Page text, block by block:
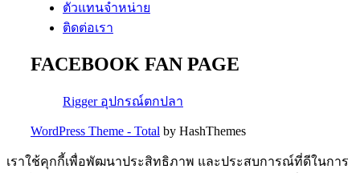
ตัวแทนจำหน่าย
ติดต่อเรา
FACEBOOK FAN PAGE
Rigger อุปกรณ์ตกปลา
WordPress Theme - Total by HashThemes
เราใช้คุกกี้เพื่อพัฒนาประสิทธิภาพ และประสบการณ์ที่ดีในการ